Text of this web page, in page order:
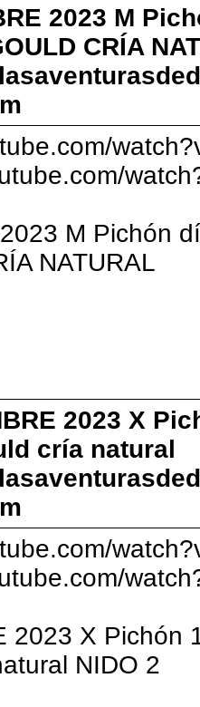
2023 M
CRÍA
M Pichón
NATURAL
2023 X
cría natural
2023 X Pichón
NIDO 2